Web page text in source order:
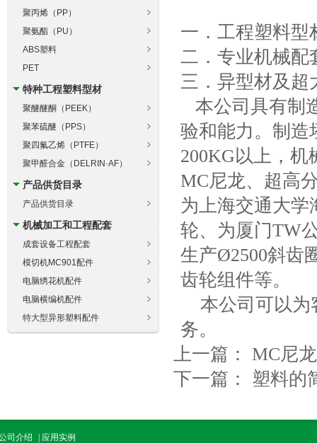
聚丙烯（PP）
聚氨酯（PU）
ABS塑料
PET
特种工程塑料型材
聚醚醚酮（PEEK）
聚苯硫醚（PPS）
聚四氟乙烯（PTFE）
聚甲醛合金（DELRIN·AF）
产品供货目录
产品供货目录
机械加工和工程配套
成套设备工程配套
模切机MC901配件
电脑绣花机配件
电脑横编机配件
特大型异形塑料配件
一．工程塑料型
二．专业机械配
三．异型材及超
本公司具有制
验和能力。制造
200KG以上，机
MC尼龙、超高
为上海交通大学
轮、为厦门TW
生产Ø2500斜齿
齿轮组件等。
本公司可以为
务。
上一篇： MC尼
下一篇： 塑料的
司介绍
应用实例